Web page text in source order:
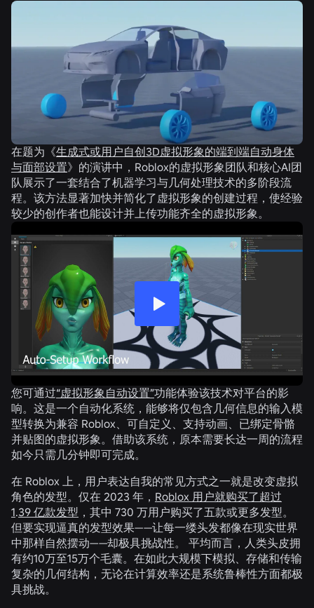
在题为《生成式或用户自创3D虚拟形象的端到端自动身体
与面部设置》的演讲中，Roblox的虚拟形象团队和核心AI团
队展示了一套结合了机器学习与几何处理技术的多阶段流
程。该方法显著加快并简化了虚拟形象的创建过程，使经验
较少的创作者也能设计并上传功能齐全的虚拟形象。
您可通过“虚拟形象自动设置”功能体验该技术对平台的影
响。这是一个自动化系统，能够将仅包含几何信息的输入模
型转换为兼容 Roblox、可自定义、支持动画、已绑定骨骼
并贴图的虚拟形象。借助该系统，原本需要长达一周的流程
如今只需几分钟即可完成。
在 Roblox 上，用户表达自我的常见方式之一就是改变虚拟
角色的发型。仅在 2023 年， Roblox 用户就购买了超过
1.39 亿款发型 ，其中 730 万用户购买了五款或更多发型。
但要实现逼真的发型效果——让每一缕头发都像在现实世界
中那样自然摆动——却极具挑战性。 平均而言，人类头皮拥
有约10万至15万个毛囊。在如此大规模下模拟、存储和传输
复杂的几何结构，无论在计算效率还是系统鲁棒性方面都极
具挑战。